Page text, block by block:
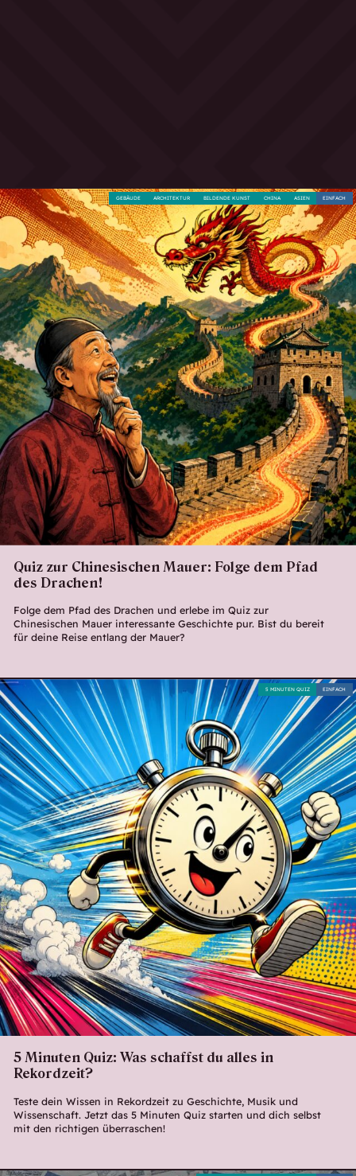
Quiz zur Chinesischen Mauer: Folge dem Pfad
des Drachen!
Folge dem Pfad des Drachen und erlebe im Quiz zur
Chinesischen Mauer interessante Geschichte pur. Bist du bereit
für deine Reise entlang der Mauer?
EINFACH
ASIEN
CHINA
BILDENDE KUNST
ARCHITEKTUR
GEBÄUDE
5 Minuten Quiz: Was schaffst du alles in
Rekordzeit?
Teste dein Wissen in Rekordzeit zu Geschichte, Musik und
Wissenschaft. Jetzt das 5 Minuten Quiz starten und dich selbst
mit den richtigen überraschen!
EINFACH
5 MINUTEN QUIZ